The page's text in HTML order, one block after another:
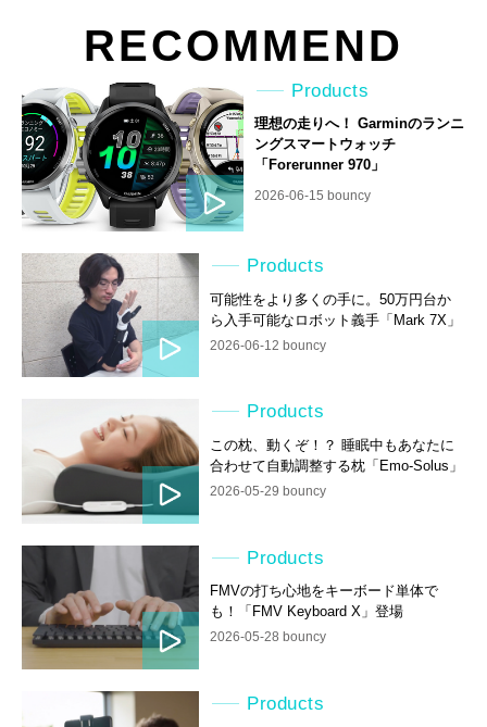
RECOMMEND
Products
理想の走りへ！ Garminのランニ
ングスマートウォッチ
「Forerunner 970」
2026-06-15 bouncy
Products
可能性をより多くの手に。50万円台か
ら入手可能なロボット義手「Mark 7X」
2026-06-12 bouncy
Products
この枕、動くぞ！？ 睡眠中もあなたに
合わせて自動調整する枕「Emo-Solus」
2026-05-29 bouncy
Products
FMVの打ち心地をキーボード単体で
も！「FMV Keyboard X」登場
2026-05-28 bouncy
Products